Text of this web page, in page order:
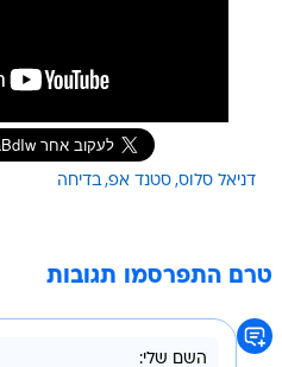
דניאל סלוס סטנד אפ בדיחה
טרם התפרסמו תגובות